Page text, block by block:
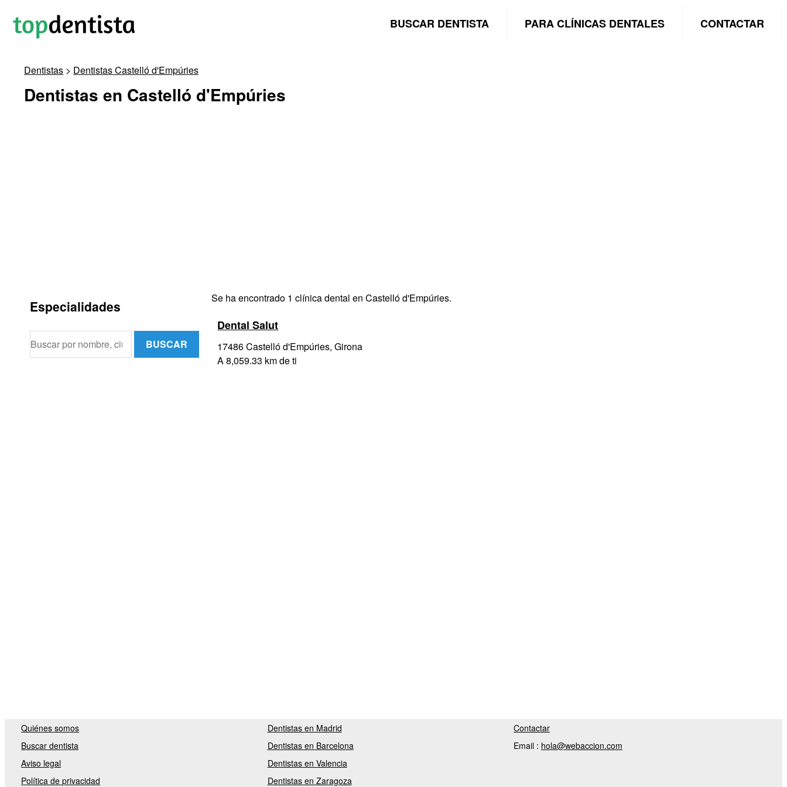
BUSCAR DENTISTA PARA CLÍNICAS DENTALES CONTACTAR
Dentistas > Dentistas Castelló d'Empúries
Dentistas en Castelló d'Empúries
Especialidades
BUSCAR
Se ha encontrado 1 clínica dental en Castelló d'Empúries.
Dental Salut
17486 Castelló d'Empúries, Girona
A 8,059.33 km de ti
Quiénes somos
Buscar dentista
Aviso legal
Política de privacidad
Dentistas en Madrid
Dentistas en Barcelona
Dentistas en Valencia
Dentistas en Zaragoza
Contactar
Email : hola@webaccion.com